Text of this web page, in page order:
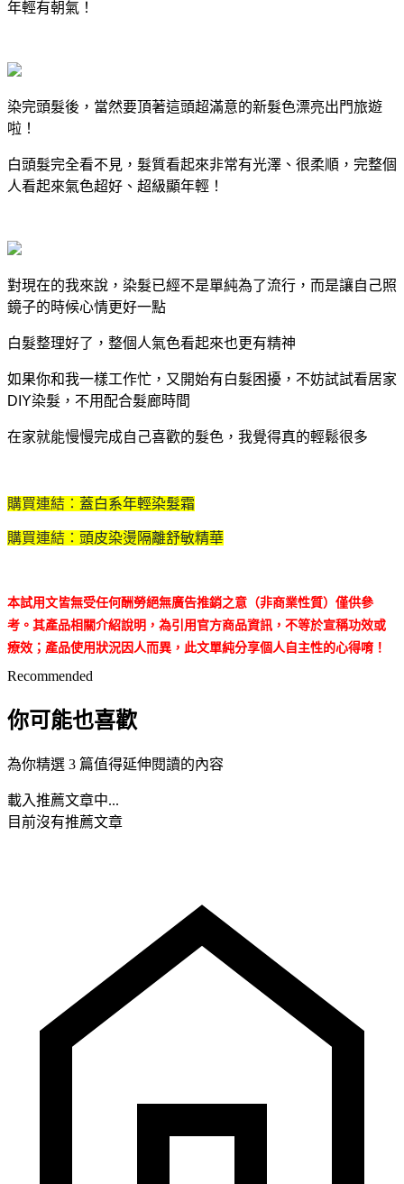
年輕有朝氣！
染完頭髮後，當然要頂著這頭超滿意的新髮色漂亮出門旅遊
啦！
白頭髮完全看不見，髮質看起來非常有光澤、很柔順，完整個
人看起來氣色超好、超級顯年輕！
對現在的我來說，染髮已經不是單純為了流行，而是讓自己照
鏡子的時候心情更好一點
白髮整理好了，整個人氣色看起來也更有精神
如果你和我一樣工作忙，又開始有白髮困擾，不妨試試看居家
DIY染髮，不用配合髮廊時間
在家就能慢慢完成自己喜歡的髮色，我覺得真的輕鬆很多
購買連結： 蓋白系年輕染髮霜
購買連結： 頭皮染燙隔離舒敏精華
本試用文皆無受任何酬勞絕無廣告推銷之意（非商業性質）僅供參
考。其產品相關介紹說明，為引用官方商品資訊，不等於宣稱功效或
療效；產品使用狀況因人而異，此文單純分享個人自主性的心得唷！
Recommended
你可能也喜歡
為你精選 3 篇值得延伸閱讀的內容
載入推薦文章中...
目前沒有推薦文章